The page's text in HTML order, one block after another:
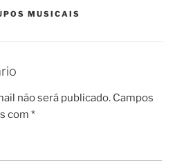
MUSICAIS
não será publicado. Campos
com *